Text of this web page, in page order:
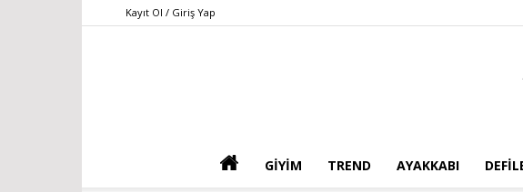
Kayıt Ol / Giriş Yap
GIYIM TREND AYAKKABI